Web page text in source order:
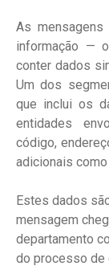
As
informação —
conter dados
Um dos
que inclui os
entidades
código,
adicionais
Estes dados
mensagem
departamento
do processo de